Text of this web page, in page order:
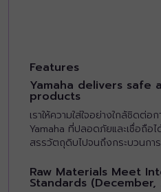
Features
Yamaha delivers safe
products
เราให้ความใส่ใจอย่างใกล้ชิดต่
Yamaha ที่ปลอดภัยและเชื่อถือ
สรรวัตถุดิบไปจนถึงกระบวนกา
Raw Materials Meet
Standards (December,